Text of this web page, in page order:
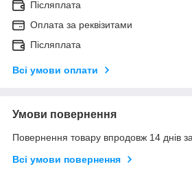
Післяплата
Оплата за реквізитами
Післяплата
Всі умови оплати
Умови повернення
Повернення товару впродовж 14 днів
Всі умови повернення